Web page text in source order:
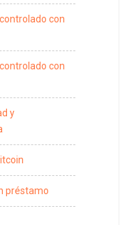
con
con
y
préstamo